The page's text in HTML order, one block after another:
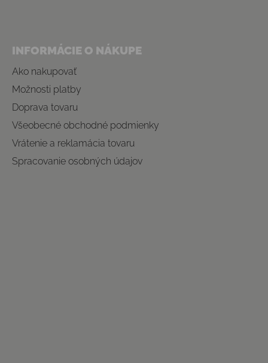
INFORMÁCIE O NÁKUPE
Ako nakupovať
Možnosti platby
Doprava tovaru
Všeobecné obchodné podmienky
Vrátenie a reklamácia tovaru
Spracovanie osobných údajov